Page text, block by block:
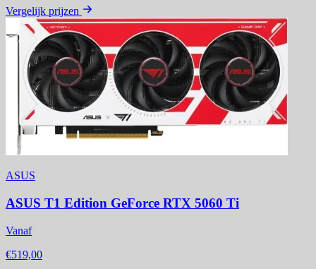
Vergelijk prijzen
ASUS
ASUS T1 Edition GeForce RTX 5060 Ti
Vanaf
€519,00